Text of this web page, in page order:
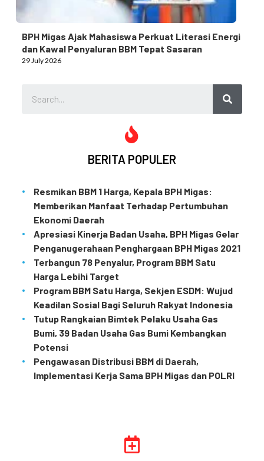
BPH Migas Ajak Mahasiswa Perkuat Literasi Energi
dan Kawal Penyaluran BBM Tepat Sasaran
29 July 2026
BERITA POPULER
Resmikan BBM 1 Harga, Kepala BPH Migas:
Memberikan Manfaat Terhadap Pertumbuhan
Ekonomi Daerah
Apresiasi Kinerja Badan Usaha, BPH Migas Gelar
Penganugerahaan Penghargaan BPH Migas 2021
Terbangun 78 Penyalur, Program BBM Satu
Harga Lebihi Target
Program BBM Satu Harga, Sekjen ESDM: Wujud
Keadilan Sosial Bagi Seluruh Rakyat Indonesia
Tutup Rangkaian Bimtek Pelaku Usaha Gas
Bumi, 39 Badan Usaha Gas Bumi Kembangkan
Potensi
Pengawasan Distribusi BBM di Daerah,
Implementasi Kerja Sama BPH Migas dan POLRI